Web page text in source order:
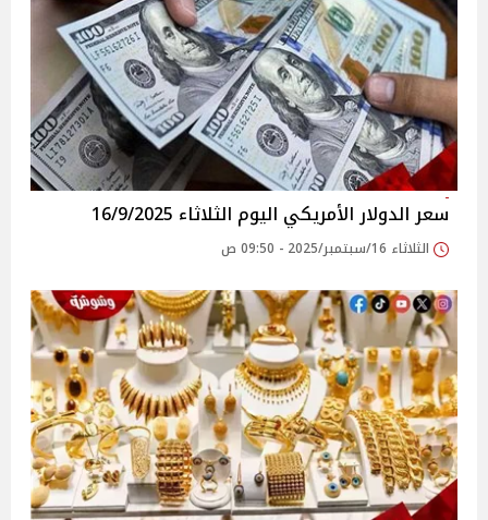
سعر الدولار الأمريكي اليوم الثلاثاء 16/9/2025
الثلاثاء 16/سبتمبر/2025 - 09:50 ص